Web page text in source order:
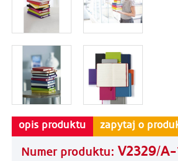
opis produktu zapytaj o
Numer produktu: V2329/A-